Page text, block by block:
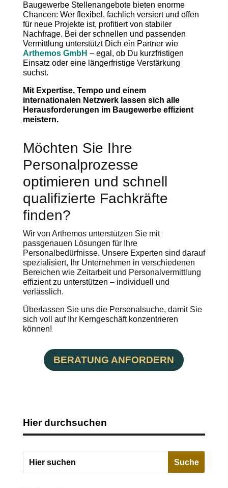
Baugewerbe Stellenangebote bieten enorme
Chancen: Wer flexibel, fachlich versiert und offen
für neue Projekte ist, profitiert von stabiler
Nachfrage. Bei der schnellen und passenden
Vermittlung unterstützt Dich ein Partner wie
Arthemos GmbH – egal, ob Du kurzfristigen
Einsatz oder eine längerfristige Verstärkung
suchst.
Mit Expertise, Tempo und einem
internationalen Netzwerk lassen sich alle
Herausforderungen im Baugewerbe effizient
meistern.
Möchten Sie Ihre
Personalprozesse
optimieren und schnell
qualifizierte Fachkräfte
finden?
Wir von Arthemos unterstützen Sie mit
passgenauen Lösungen für Ihre
Personalbedürfnisse. Unsere Experten sind darauf
spezialisiert, Ihr Unternehmen in verschiedenen
Bereichen wie Zeitarbeit und Personalvermittlung
effizient zu unterstützen – individuell und
verlässlich.
Überlassen Sie uns die Personalsuche, damit Sie
sich voll auf Ihr Kerngeschäft konzentrieren
können!
BERATUNG ANFORDERN
Hier durchsuchen